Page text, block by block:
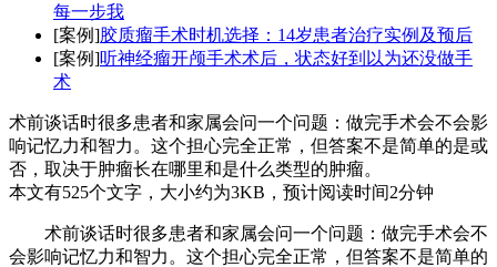
每一步我
[案例]胶质瘤手术时机选择：14岁患者治疗实例及预后
[案例]听神经瘤开颅手术术后，状态好到以为还没做手
术
术前谈话时很多患者和家属会问一个问题：做完手术会不会影
响记忆力和智力。这个担心完全正常，但答案不是简单的是或
否，取决于肿瘤长在哪里和是什么类型的肿瘤。
本文有525个文字，大小约为3KB，预计阅读时间2分钟
术前谈话时很多患者和家属会问一个问题：做完手术会不
会影响记忆力和智力。这个担心完全正常，但答案不是简单的